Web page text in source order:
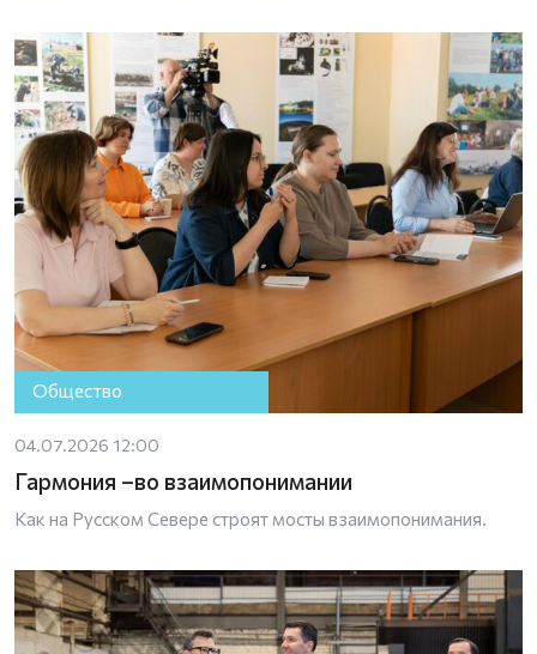
Общество
04.07.2026 12:00
Гармония –во взаимопонимании
Как на Русском Севере строят мосты взаимопонимания.